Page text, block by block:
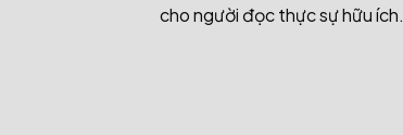
cho người đọc thực sự hữu ích.